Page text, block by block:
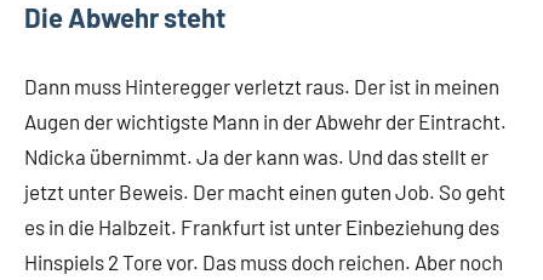
Die Abwehr steht
Dann muss Hinteregger verletzt raus. Der ist in meinen
Augen der wichtigste Mann in der Abwehr der Eintracht.
Ndicka übernimmt. Ja der kann was. Und das stellt er
jetzt unter Beweis. Der macht einen guten Job. So geht
es in die Halbzeit. Frankfurt ist unter Einbeziehung des
Hinspiels 2 Tore vor. Das muss doch reichen. Aber noch